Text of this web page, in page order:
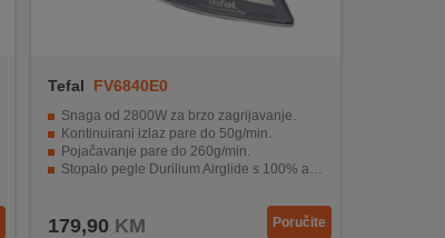
Tefal FV6840E0
Snaga od 2800W za brzo zagrijavanje.
Kontinuirani izlaz pare do 50g/min.
Pojačavanje pare do 260g/min.
Stopalo pegle Durilium Airglide s 100% aktivnih rupa za paru.
179,90 KM Poručite